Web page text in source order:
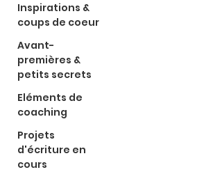
Inspirations &
coups de coeur
Avant-
premières &
petits secrets
Eléments de
coaching
Projets
d'écriture en
cours